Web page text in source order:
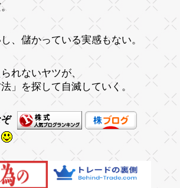
、儲かっている実感もない。
れないヤツが、
」を探して自滅していく。
ぞ